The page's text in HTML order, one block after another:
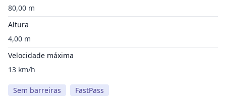
80,00 m
Altura
4,00 m
Velocidade máxima
13 km/h
Sem barreiras FastPass